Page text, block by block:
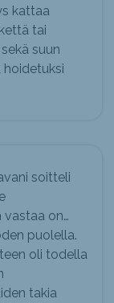
kattaa
tai
suun
soitteli
on…
puolella.
oli todella
takia